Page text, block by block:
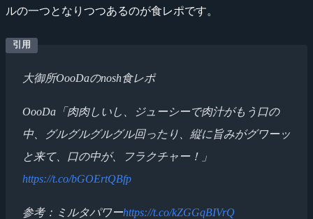
ルの一つとなりつつあるのが食レポです。
大御所OooDaのnosh食レポ
OooDa「肉肉しいし、ジューシーで肉汁がもう口の
中、グルグルグルグル回ったり、縦に旨みがグワーッ
と来て、口の中が、フラクチャー！」
https://t.co/bGOErtQBfp
参考：ミルタパワーhttps://t.co/kZGGqBIVrQ